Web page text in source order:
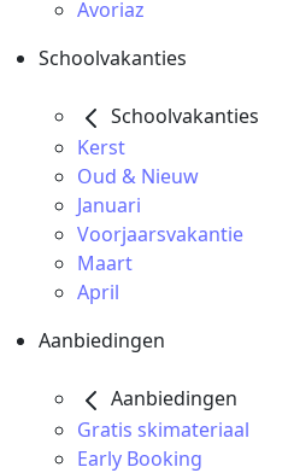
Avoriaz
Schoolvakanties
Schoolvakanties
Kerst
Oud & Nieuw
Januari
Voorjaarsvakantie
Maart
April
Aanbiedingen
Aanbiedingen
Gratis skimateriaal
Early Booking